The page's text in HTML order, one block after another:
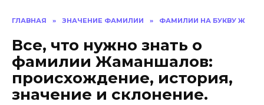
ГЛАВНАЯ » ЗНАЧЕНИЕ ФАМИЛИИ » ФАМИЛИИ НА БУКВУ Ж
Все, что нужно знать о
фамилии Жаманшалов:
происхождение, история,
значение и склонение.